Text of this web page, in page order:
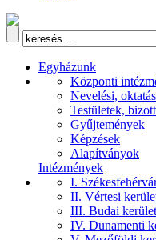
Egyházunk
Központi
Nevelési,
Testületek,
Gyűjtemények
Képzések
Alapítványok
Intézmények
I.
II. Vértesi
III. Budai kerület
IV. Dunamenti